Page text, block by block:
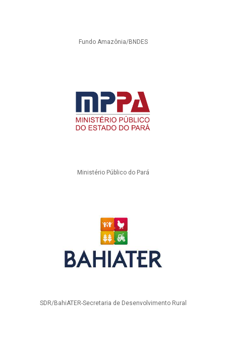
Fundo Amazônia/BNDES
Ministério Público do Pará
SDR/BahiATER-Secretaria de Desenvolvimento Rural